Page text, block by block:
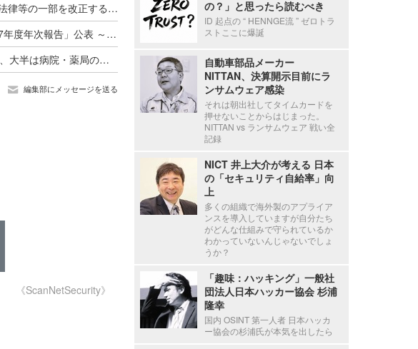
「個人情報の保護に関する法律等の一部を改正する法律」公布
個人情報保護委員会「令和7年度年次報告」公表 ～ 名簿業者への勧告・命令事例も記載
個人情報漏えい等 4,602 件、大半は病院・薬局の「誤交付」～ 個人情報保護委員会、令和 7 年度 4Q 状況を公表
編集部にメッセージを送る
《ScanNetSecurity》
の？」と思ったら読むべき
ID 起点の “ HENNGE流 ” ゼロトラ
ストここに爆誕
自動車部品メーカー
NITTAN、決算開示目前にラ
ンサムウェア感染
それは朝出社してタイムカードを
押せないことからはじまった。
NITTAN vs ランサムウェア 戦い全
記録
NICT 井上大介が考える 日本
の「セキュリティ自給率」向
上
多くの組織で海外製のアプライア
ンスを導入していますが自分たち
がどんな仕組みで守られているか
わかっていないんじゃないでしょ
うか？
「趣味：ハッキング」一般社
団法人日本ハッカー協会 杉浦
隆幸
国内 OSINT 第一人者 日本ハッカ
ー協会の杉浦氏が本気を出したら